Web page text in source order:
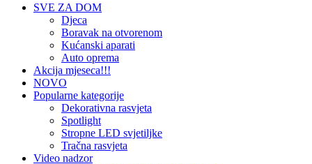
SVE ZA DOM
Djeca
Boravak na otvorenom
Kućanski aparati
Auto oprema
Akcija mjeseca!!!
NOVO
Popularne kategorije
Dekorativna rasvjeta
Spotlight
Stropne LED svjetiljke
Tračna rasvjeta
Video nadzor